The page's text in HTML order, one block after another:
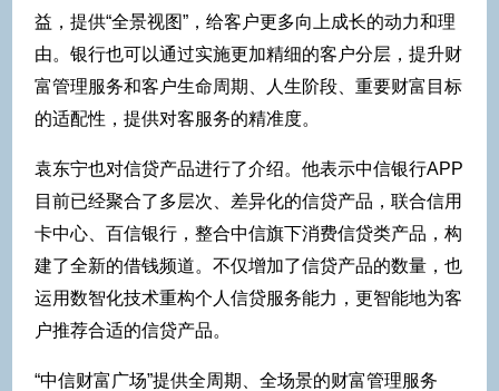
益，提供“全景视图”，给客户更多向上成长的动力和理
由。银行也可以通过实施更加精细的客户分层，提升财
富管理服务和客户生命周期、人生阶段、重要财富目标
的适配性，提供对客服务的精准度。
袁东宁也对信贷产品进行了介绍。他表示中信银行APP
目前已经聚合了多层次、差异化的信贷产品，联合信用
卡中心、百信银行，整合中信旗下消费信贷类产品，构
建了全新的借钱频道。不仅增加了信贷产品的数量，也
运用数智化技术重构个人信贷服务能力，更智能地为客
户推荐合适的信贷产品。
“中信财富广场”提供全周期、全场景的财富管理服务